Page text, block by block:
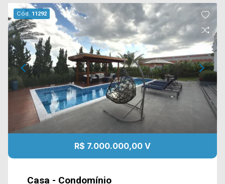
Cód. 11292
R$ 7.000.000,00 V
Casa - Condomínio